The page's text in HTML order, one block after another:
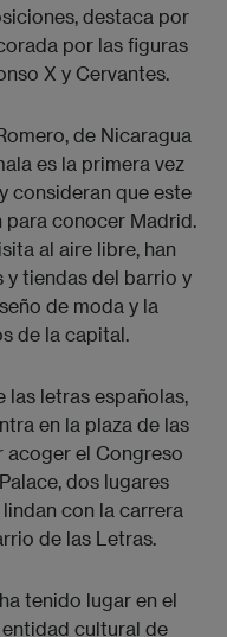
destaca por
por las figuras
X y Cervantes.
de Nicaragua
es la primera vez
consideran que este
conocer Madrid.
al aire libre, han
tiendas del barrio y
de moda y la
de la capital.
letras españolas,
en la plaza de las
el Congreso
dos lugares
con la carrera
de las Letras.
tenido lugar en el
cultural de